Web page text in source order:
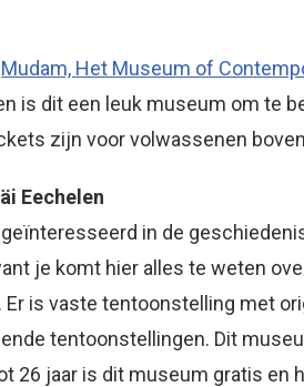
Mudam, Het Museum of
is dit een leuk museum om te
zijn voor volwassenen
Eechelen
in de
je komt hier alles te weten
Er is vaste tentoonstelling met
tentoonstellingen. Dit
26 jaar is dit museum gratis en